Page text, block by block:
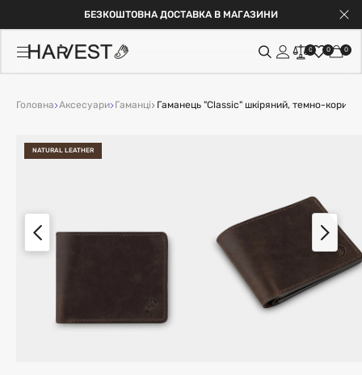
БЕЗКОШТОВНА ДОСТАВКА В МАГАЗИНИ
0 0 0
Головна Аксесуари Гаманці Гаманець "Classic" шкіряний, темно-
NATURAL LEATHER